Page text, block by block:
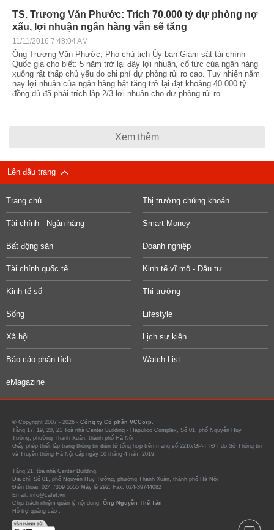
TS. Trương Văn Phước: Trích 70.000 tỷ dự phòng nợ
xấu, lợi nhuận ngân hàng vẫn sẽ tăng
11/11/2016 7:48:04 AM
Ông Trương Văn Phước, Phó chủ tịch Ủy ban Giám sát tài chính
Quốc gia cho biết: 5 năm trở lại đây lợi nhuận, cổ tức của ngân hàng
xuống rất thấp chủ yếu do chi phí dự phòng rủi ro cao. Tuy nhiên năm
nay lợi nhuận của ngân hàng bật tăng trở lại đạt khoảng 40.000 tỷ
đồng dù đã phải trích lập 2/3 lợi nhuận cho dự phòng rủi ro.
Xem thêm
Lên đầu trang
Trang chủ Thị trường chứng khoán
Tài chính - Ngân hàng Smart Money
Bất động sản Doanh nghiệp
Tài chính quốc tế Kinh tế vĩ mô - Đầu tư
Kinh tế số Thị trường
Sống Lifestyle
Xã hội Lịch sự kiện
Báo cáo phân tích Watch List
eMagazine
© Copyright 2007 - 2026 - Công ty Cổ phần VCCorp.
Tầng 17, 19, 20, 21 Toà nhà Center Building - Hapulico Complex, Số 01, phố Nguyễn Huy
Tưởng, phường Thanh Xuân, thành phố Hà Nội
Giấy phép thiết lập trang thông tin điện tử tổng hợp trên mạng số 2216/GP-TTĐT do Sở Thông tin
và Truyền thông Hà Nội cấp ngày 10 tháng 4 năm 2019.
Tầng 21, tòa nhà Center Building.
Địa chỉ: Số 01, phố Nguyễn Huy Tưởng, phường Thanh Xuân, thành phố Hà Nội
Điện thoại: 024 7309 5555 Máy lẻ 292. Fax: 024-39744082
Email: info@cafef.vn
Chịu trách nhiệm quản lý nội dung: Ông Nguyễn Thế Tân
Hỗ trợ quảng cáo :